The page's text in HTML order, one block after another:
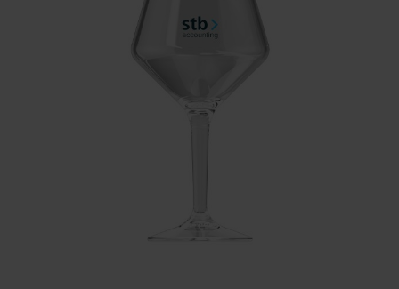
Outdoor & Vrije Tijd